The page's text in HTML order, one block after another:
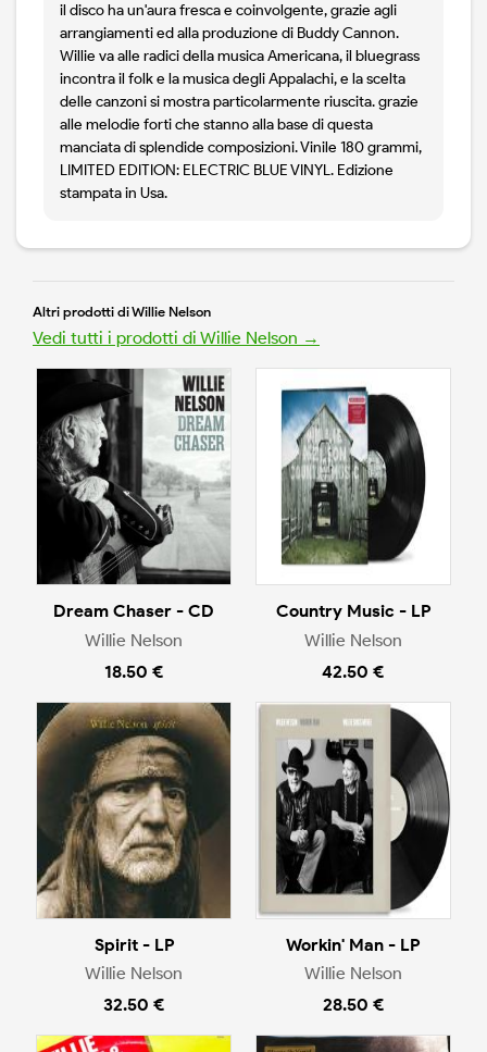
il disco ha un'aura fresca e coinvolgente, grazie agli
arrangiamenti ed alla produzione di Buddy Cannon.
Willie va alle radici della musica Americana, il bluegrass
incontra il folk e la musica degli Appalachi, e la scelta
delle canzoni si mostra particolarmente riuscita. grazie
alle melodie forti che stanno alla base di questa
manciata di splendide composizioni. Vinile 180 grammi,
LIMITED EDITION: ELECTRIC BLUE VINYL. Edizione
stampata in Usa.
Altri prodotti di Willie Nelson
Vedi tutti i prodotti di Willie Nelson →
Dream Chaser - CD
Willie Nelson
18.50 €
Country Music - LP
Willie Nelson
42.50 €
Spirit - LP
Willie Nelson
32.50 €
Workin' Man - LP
Willie Nelson
28.50 €